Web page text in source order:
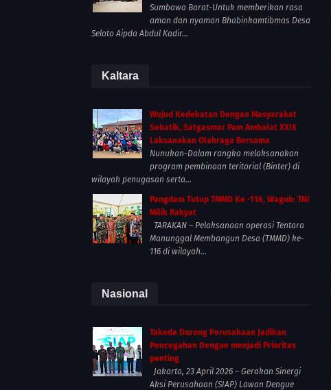
Sumbawa Barat-Untuk memberikan rasa
aman dan nyaman Bhabinkamtibmas Desa
Seloto Aipda Abdul Kadir...
Kaltara
Wujud Kedekatan Dengan Masyarakat
Sebatik, Satgasmar Pam Ambalat XXIX
Laksanakan Olahraga Bersama
Nunukan-Dalam rangka melaksanakan
program pembinaan teritorial (Binter) di
wilayah penugasan serta...
Pangdam Tutup TMMD Ke -116, Wagub: TNI
Milik Rakyat
TARAKAN – Pelaksanaan operasi Tentara
Manunggal Membangun Desa (TMMD) ke-
116 di wilayah...
Nasional
Takeda Dorong Perusahaan Jadikan
Pencegahan Dengue menjadi Prioritas
penting
Jakarta, 23 April 2026 – Gerakan Sinergi
Aksi Perusahaan (SIAP) Lawan Dengue